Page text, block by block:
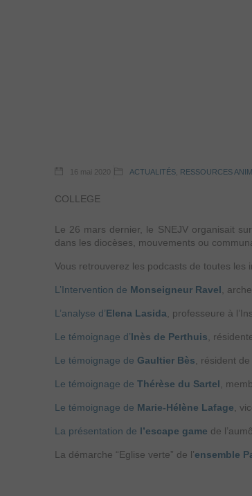
16 mai 2020 ACTUALITÉS RESSOURCES
COLLEGE
Le 26 mars dernier, le SNEJV organisait
dans les diocèses, mouvements ou
Vous retrouverez les podcasts de toutes les
L’Intervention de Monseigneur Ravel,
L’analyse d’Elena Lasida, professeure à
Le témoignage d’Inès de Perthuis,
Le témoignage de Gaultier Bès, résident de
Le témoignage de Thérèse du Sartel,
Le témoignage de Marie-Hélène Lafage,
La présentation de l’escape game de
La démarche “Eglise verte” de l’ensemble